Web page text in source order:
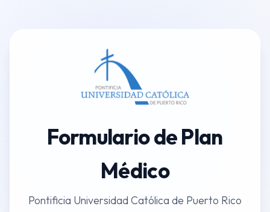
Formulario de Plan
Médico
Pontificia Universidad Católica de Puerto Rico